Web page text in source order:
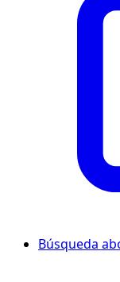
Búsqueda